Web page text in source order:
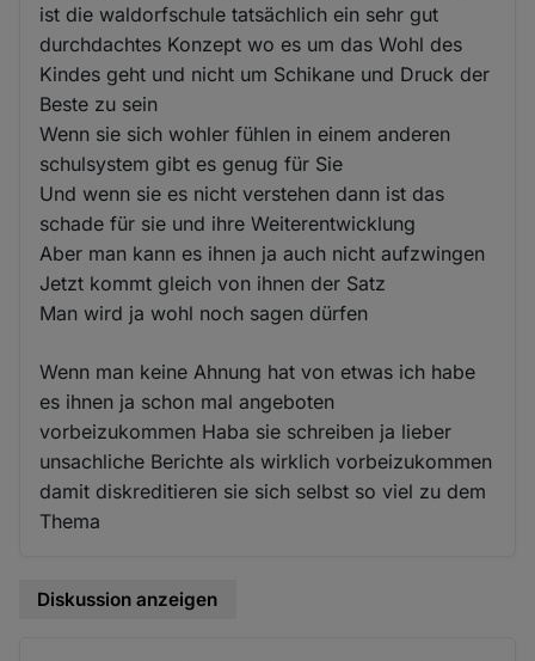
ist die waldorfschule tatsächlich ein sehr gut
durchdachtes Konzept wo es um das Wohl des
Kindes geht und nicht um Schikane und Druck der
Beste zu sein
Wenn sie sich wohler fühlen in einem anderen
schulsystem gibt es genug für Sie
Und wenn sie es nicht verstehen dann ist das
schade für sie und ihre Weiterentwicklung
Aber man kann es ihnen ja auch nicht aufzwingen
Jetzt kommt gleich von ihnen der Satz
Man wird ja wohl noch sagen dürfen
Wenn man keine Ahnung hat von etwas ich habe
es ihnen ja schon mal angeboten
vorbeizukommen Haba sie schreiben ja lieber
unsachliche Berichte als wirklich vorbeizukommen
damit diskreditieren sie sich selbst so viel zu dem
Thema
Diskussion anzeigen